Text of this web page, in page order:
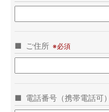
ご住所
電話番号（携帯電話可）